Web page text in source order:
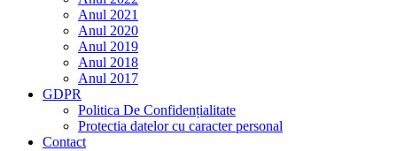
Anul 2021
Anul 2020
Anul 2019
Anul 2018
Anul 2017
GDPR
Politica De Confidențialitate
Protectia datelor cu caracter personal
Contact